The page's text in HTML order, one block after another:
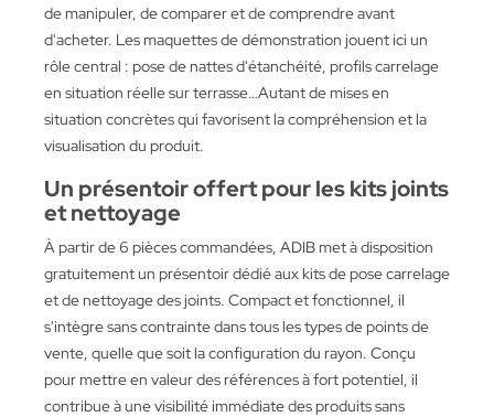
de manipuler, de comparer et de comprendre avant
d'acheter. Les maquettes de démonstration jouent ici un
rôle central : pose de nattes d'étanchéité, profils carrelage
en situation réelle sur terrasse…Autant de mises en
situation concrètes qui favorisent la compréhension et la
visualisation du produit.
Un présentoir offert pour les kits joints
et nettoyage
À partir de 6 pièces commandées, ADIB met à disposition
gratuitement un présentoir dédié aux kits de pose carrelage
et de nettoyage des joints. Compact et fonctionnel, il
s'intègre sans contrainte dans tous les types de points de
vente, quelle que soit la configuration du rayon. Conçu
pour mettre en valeur des références à fort potentiel, il
contribue à une visibilité immédiate des produits sans